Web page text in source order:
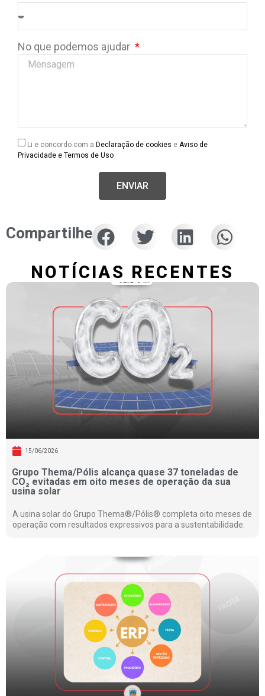
No que podemos ajudar
Li e concordo com a Declaração de cookies e Aviso de
Privacidade e Termos de Uso
ENVIAR
Compartilhe
NOTÍCIAS RECENTES
15/06/2026
Grupo Thema/Pólis alcança quase 37 toneladas de
CO₂ evitadas em oito meses de operação da sua
usina solar
A usina solar do Grupo Thema®/Pólis® completa oito meses de
operação com resultados expressivos para a sustentabilidade.